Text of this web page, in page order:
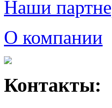
Наши
О компании
Контакты: